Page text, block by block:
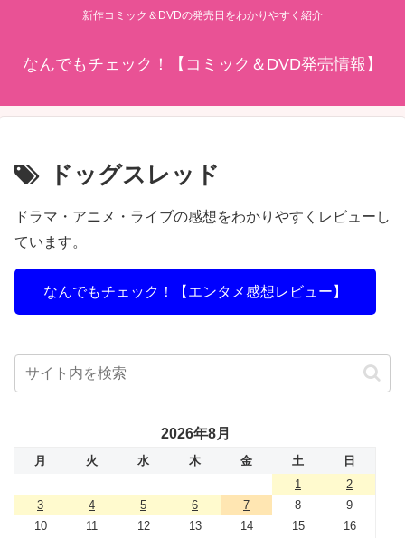
新作コミック＆DVDの発売日をわかりやすく紹介
なんでもチェック！【コミック＆DVD発売情報】
ドッグスレッド
ドラマ・アニメ・ライブの感想をわかりやすくレビューし
ています。
なんでもチェック！【エンタメ感想レビュー】
2026年8月
月 火 水 木 金 土
日
1
2
3
4 5 6 7 8
9
10
11 12 13 14 15
16